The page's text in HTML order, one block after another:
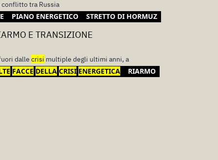
tra Russia
PIANO ENERGETICO STRETTO DI HORMUZ
E TRANSIZIONE
dalle crisi multiple degli ultimi anni, a
FACCE DELLA CRISI ENERGETICA RIARMO